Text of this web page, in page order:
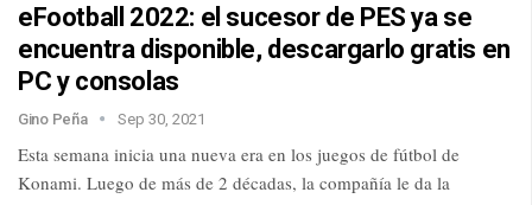
eFootball 2022: el sucesor de PES ya se
encuentra disponible, descargarlo gratis en
PC y consolas
Gino Peña Sep 30, 2021
Esta semana inicia una nueva era en los juegos de fútbol de
Konami. Luego de más de 2 décadas, la compañía le da la